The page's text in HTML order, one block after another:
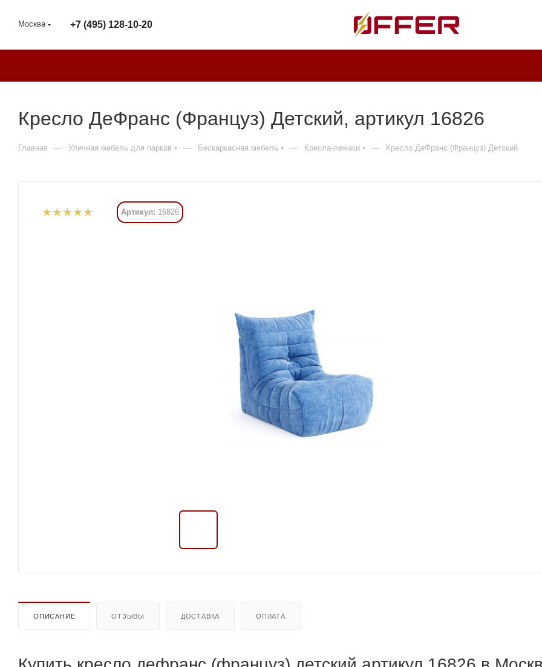
Москва +7 (495) 128-10-20
Кресло ДеФранс (Француз) Детский, артикул 16826
Главная — Уличная мебель для парков — Бескаркасная мебель — Кресла-лежаки — Кресло ДеФранс (Француз) Детский
Артикул: 16826
ОПИСАНИЕ ОТЗЫВЫ ДОСТАВКА ОПЛАТА